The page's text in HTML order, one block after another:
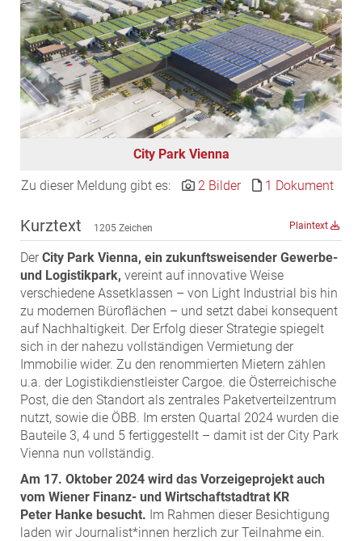
epmedia Werbeagentur
ESTINA Immobilien
Greystar
Grossmann + Kaswurm Immobilien
Gutwerk Immobilien Treuhand
HANDLER Gruppe
HARING Group + WINEGG Realitäten
IG Immobilien
IMMOBILIEN MAGAZIN VERLAG
IMMOcontract
KOBAN SÜDVERS
MST Muhr
ÖKO-Wohnbau
PAYUCA
Raiffeisen Property Holding International
Salon Real
Savoir Vivre Group
Schwabenhaus
STEUP Realitäten
STIX + Partner
City Park Vienna
Zu dieser Meldung gibt es: 2 Bilder 1 Dokument
Kurztext 1205 Zeichen Plaintext
Der City Park Vienna, ein zukunftsweisender Gewerbe-
und Logistikpark, vereint auf innovative Weise
verschiedene Assetklassen – von Light Industrial bis hin
zu modernen Büroflächen – und setzt dabei konsequent
auf Nachhaltigkeit. Der Erfolg dieser Strategie spiegelt
sich in der nahezu vollständigen Vermietung der
Immobilie wider. Zu den renommierten Mietern zählen
u.a. der Logistikdienstleister Cargoe. die Österreichische
Post, die den Standort als zentrales Paketverteilzentrum
nutzt, sowie die ÖBB. Im ersten Quartal 2024 wurden die
Bauteile 3, 4 und 5 fertiggestellt – damit ist der City Park
Vienna nun vollständig.
Am 17. Oktober 2024 wird das Vorzeigeprojekt auch
vom Wiener Finanz- und Wirtschaftstadtrat KR
Peter Hanke besucht. Im Rahmen dieser Besichtigung
laden wir Journalist*innen herzlich zur Teilnahme ein.